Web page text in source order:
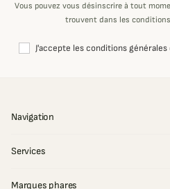
Vous pouvez vous désinscrire à tout
trouvent dans les
J'accepte les conditions
Navigation
Services
Marques phares